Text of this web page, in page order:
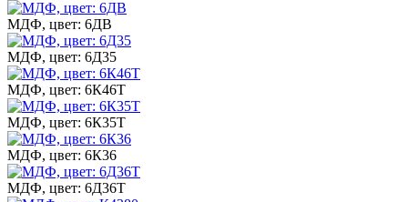
МДФ, цвет: 6ДВ
МДФ, цвет: 6Д35
МДФ, цвет: 6К46Т
МДФ, цвет: 6К35Т
МДФ, цвет: 6К36
МДФ, цвет: 6Д36Т